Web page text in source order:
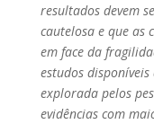
resultados devem
cautelosa e que as
em face da
estudos
explorada pelos
evidências com